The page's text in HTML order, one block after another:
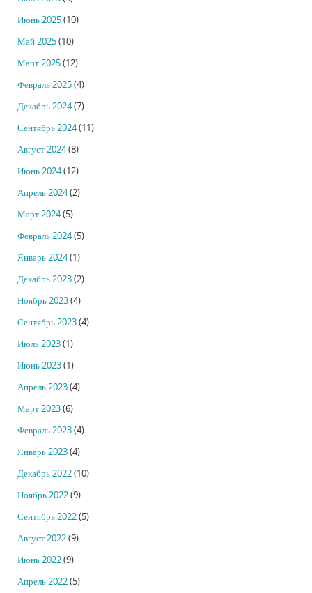
Июнь 2025(10)
Май 2025(10)
Март 2025(12)
Февраль 2025(4)
Декабрь 2024(7)
Сентябрь 2024(11)
Август 2024(8)
Июнь 2024(12)
Апрель 2024(2)
Март 2024(5)
Февраль 2024(5)
Январь 2024(1)
Декабрь 2023(2)
Ноябрь 2023(4)
Сентябрь 2023(4)
Июль 2023(1)
Июнь 2023(1)
Апрель 2023(4)
Март 2023(6)
Февраль 2023(4)
Январь 2023(4)
Декабрь 2022(10)
Ноябрь 2022(9)
Сентябрь 2022(5)
Август 2022(9)
Июнь 2022(9)
Апрель 2022(5)